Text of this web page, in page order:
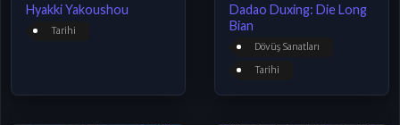
Hyakki Yakoushou
Tarihi
Dadao Duxing: Die Long
Bian
Dövüş Sanatları
Tarihi